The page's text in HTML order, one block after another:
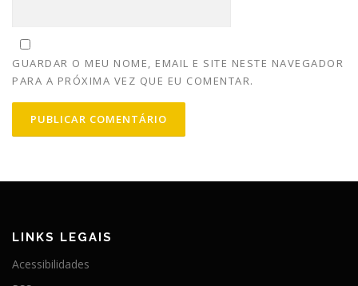
GUARDAR O MEU NOME, EMAIL E SITE NESTE NAVEGADOR
PARA A PRÓXIMA VEZ QUE EU COMENTAR.
LINKS LEGAIS
Acessibilidades